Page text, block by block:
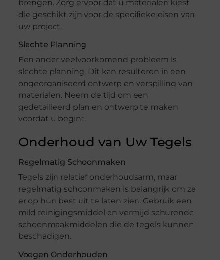
brengen. Zorg ervoor dat u materialen kiest
die geschikt zijn voor de specifieke eisen van
uw project.
Slechte Planning
Een ander veelvoorkomend probleem is
slechte planning. Dit kan resulteren in een
ongeorganiseerd ontwerp en verspilling van
materialen. Neem de tijd om een
gedetailleerd plan en ontwerp te maken
voordat u begint.
Onderhoud van Uw Tegels
Regelmatig Schoonmaken
Tegels zijn relatief onderhoudsarm, maar
regelmatig schoonmaken is belangrijk om ze
er op hun best uit te laten zien. Gebruik een
mild reinigingsmiddel en vermijd schurende
schoonmaakmiddelen die de tegels kunnen
beschadigen.
Voegen Onderhouden